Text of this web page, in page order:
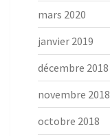
mars 2020
janvier 2019
décembre 2018
novembre 2018
octobre 2018